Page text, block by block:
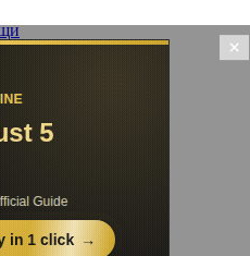
маринаде
×